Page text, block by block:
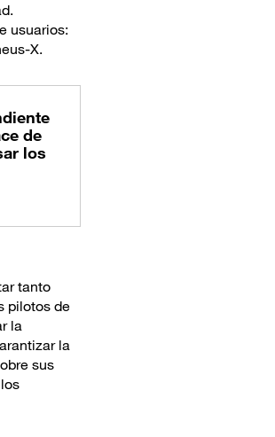
usuarios:
X.
de
los
tanto
pilotos de
la
la
sus